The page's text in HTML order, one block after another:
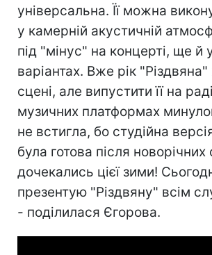
універсальна. Її можна
у камерній акустичній
під "мінус" на концерті, ще й
варіантах. Вже рік
сцені, але випустити її на
музичних платформах
не встигла, бо студійна
була готова після новорічних
дочекались цієї зими!
презентую "Різдвяну" всім
- поділилася Єгорова.